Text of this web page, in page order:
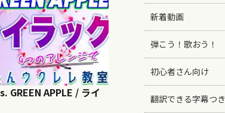
GREEN APPLE / ライ
新着動画
弾こう！歌おう！
初心者さん向け
翻訳できる字幕つき